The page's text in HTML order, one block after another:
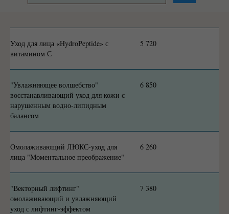
Уход для лица «HydroPeptide» с
витамином С
5 720
"Увлажняющее волшебство"
восстанавливающий уход для кожи с
нарушенным водно-липидным
балансом
6 850
Омолаживающий ЛЮКС-уход для
лица "Моментальное преображение"
6 260
"Векторный лифтинг"
омолаживающий и увлажняющий
уход с лифтинг-эффектом
7 380